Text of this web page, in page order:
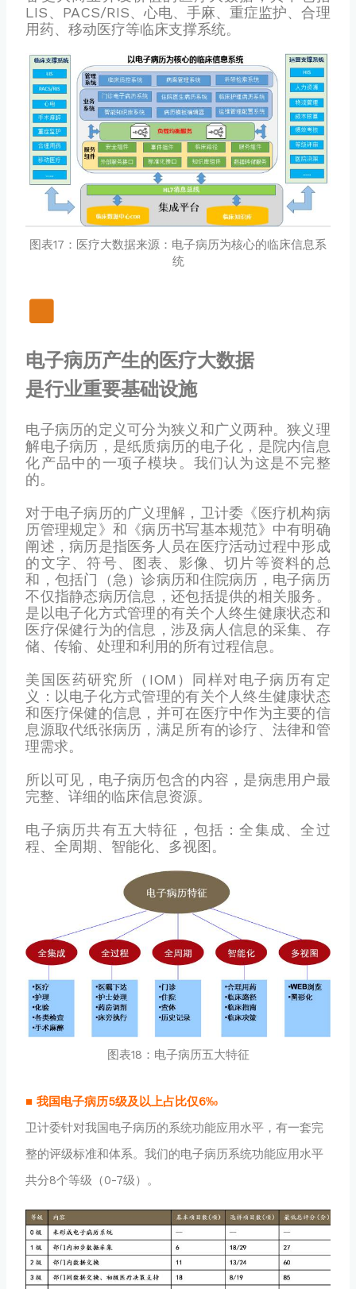
LIS、PACS/RIS、心电、手麻、重症监护、合理
用药、移动医疗等临床支撑系统。
图表17：医疗大数据来源：电子病历为核心的临床信息系
统
电子病历产生的医疗大数据
是行业重要基础设施
电子病历的定义可分为狭义和广义两种。狭义理
解电子病历，是纸质病历的电子化，是院内信息
化产品中的一项子模块。我们认为这是不完整
的。
对于电子病历的广义理解，卫计委《医疗机构病
历管理规定》和《病历书写基本规范》中有明确
阐述，病历是指医务人员在医疗活动过程中形成
的文字、符号、图表、影像、切片等资料的总
和，包括门（急）诊病历和住院病历，电子病历
不仅指静态病历信息，还包括提供的相关服务。
是以电子化方式管理的有关个人终生健康状态和
医疗保健行为的信息，涉及病人信息的采集、存
储、传输、处理和利用的所有过程信息。
美国医药研究所（IOM）同样对电子病历有定
义：以电子化方式管理的有关个人终生健康状态
和医疗保健的信息，并可在医疗中作为主要的信
息源取代纸张病历，满足所有的诊疗、法律和管
理需求。
所以可见，电子病历包含的内容，是病患用户最
完整、详细的临床信息资源。
电子病历共有五大特征，包括：全集成、全过
程、全周期、智能化、多视图。
图表18：电子病历五大特征
■ 我国电子病历5级及以上占比仅6‰
卫计委针对我国电子病历的系统功能应用水平，有一套完
整的评级标准和体系。我们的电子病历系统功能应用水平
共分8个等级（0-7级）。